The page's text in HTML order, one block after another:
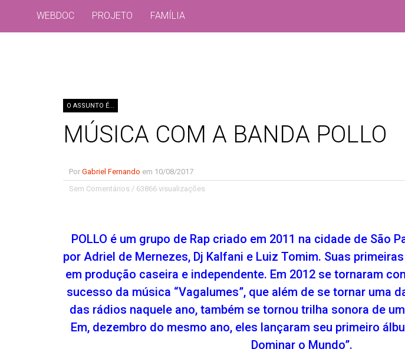
WEBDOC PROJETO FAMÍLIA
O ASSUNTO É...
MÚSICA COM A BANDA POLLO
Por Gabriel Fernando em 10/08/2017
Sem Comentários / 63866 visualizações
POLLO é um grupo de Rap criado em 2011 na cidade de São
por Adriel de Mernezes, Dj Kalfani e Luiz Tomim. Suas
em produção caseira e independente. Em 2012 se tornaram
sucesso da música “Vagalumes”, que além de se tornar uma
das rádios naquele ano, também se tornou trilha sonora de
Em, dezembro do mesmo ano, eles lançaram seu primeiro
Dominar o Mundo”.